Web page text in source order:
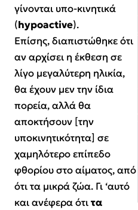
γίνονται υπο-κινητικά
(hypoactive).
Επίσης, διαπιστώθηκε ότι
αν αρχίσει η έκθεση σε
λίγο μεγαλύτερη ηλικία,
θα έχουν μεν την ίδια
πορεία, αλλά θα
αποκτήσουν [την
υποκινητικότητα] σε
χαμηλότερο επίπεδο
φθορίου στο αίματος, από
ότι τα μικρά ζώα. Γι ‘αυτό
και ανέφερα ότιτα